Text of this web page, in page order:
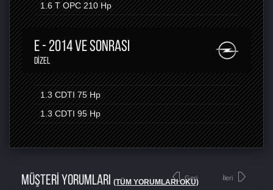
1.6 T OPC 210 Hp
E - 2014 VE SONRASI
DIZEL
1.3 CDTI 75 Hp
1.3 CDTI 95 Hp
MÜŞTERİ YORUMLARI (TÜM YORUMLARI OKU)
Geri İleri